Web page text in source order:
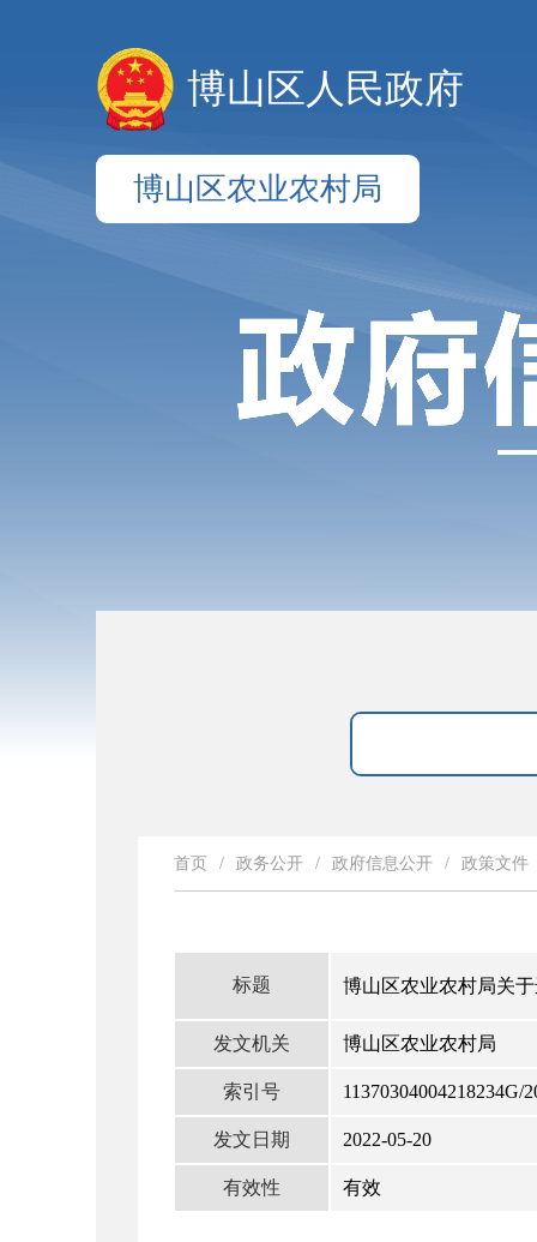
博山区人民政府
博山区农业农村局
首页 / 政务公开 / 政府信息公开 / 政策文件
标题 博山区农业农村局关
发文机关 博山区农业农村局
索引号 11370304004218234G/
发文日期 2022-05-20
有效性 有效